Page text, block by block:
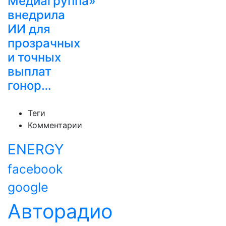
внедрила
ИИ для
прозрачных
и точных
выплат
гонор…
Теги
Комментарии
ENERGY
facebook
google
Авторадио